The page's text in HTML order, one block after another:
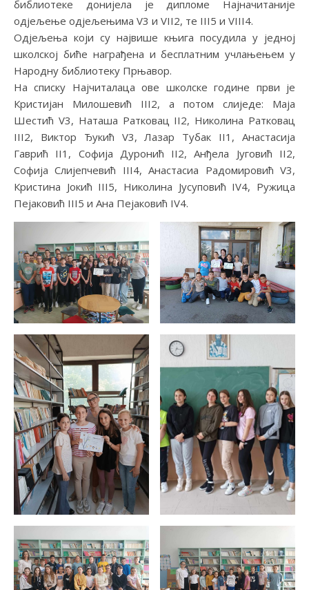
библиотеке донијела је дипломе Најначитаније
одјељење одјељењима V3 и VII2, те III5 и VIII4.
Одјељења који су највише књига посудила у једној
школској биће награђена и бесплатним учлањењем у
Народну библиотеку Прњавор.
На списку Најчиталаца ове школске године први је
Кристијан Милошевић III2, а потом слиједе: Маја
Шестић V3, Наташа Ратковац II2, Николина Ратковац
III2, Виктор Ђукић V3, Лазар Тубак II1, Анастасија
Гаврић II1, Софија Дуронић II2, Анђела Југовић II2,
Софија Слијепчевић III4, Анастасиа Радомировић V3,
Кристина Јокић III5, Николина Јусуповић IV4, Ружица
Пејаковић III5 и Ана Пејаковић IV4.